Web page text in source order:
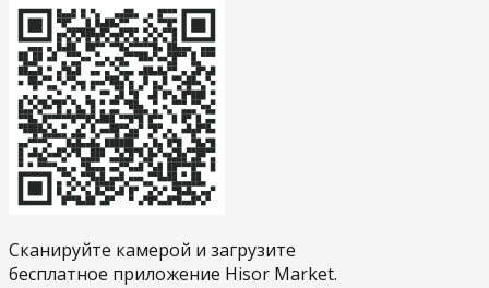
Сканируйте камерой и загрузите
бесплатное приложение Hisor Market.